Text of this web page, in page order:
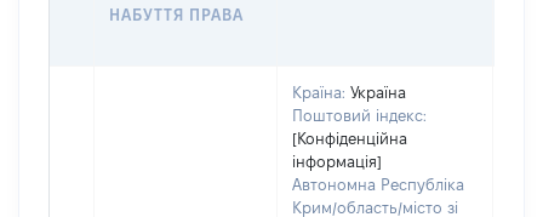
НАБУТТЯ ПРАВА
Країна: Україна
Поштовий індекс:
[Конфіденційна
інформація]
Автономна Республіка
Крим/область/місто зі